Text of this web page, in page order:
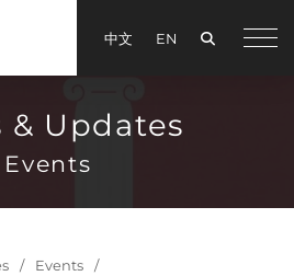
中文 EN Search
手機
& Updates
Events
Events